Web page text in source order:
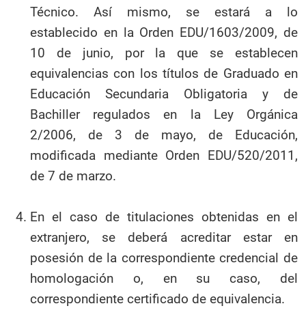
Técnico. Así mismo, se estará a lo
establecido en la Orden EDU/1603/2009, de
10 de junio, por la que se establecen
equivalencias con los títulos de Graduado en
Educación Secundaria Obligatoria y de
Bachiller regulados en la Ley Orgánica
2/2006, de 3 de mayo, de Educación,
modificada mediante Orden EDU/520/2011,
de 7 de marzo.
En el caso de titulaciones obtenidas en el
extranjero, se deberá acreditar estar en
posesión de la correspondiente credencial de
homologación o, en su caso, del
correspondiente certificado de equivalencia.